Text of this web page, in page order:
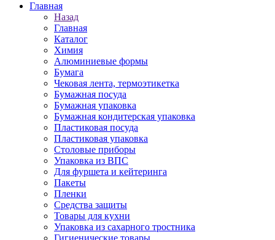
Главная
Назад
Главная
Каталог
Химия
Алюминиевые формы
Бумага
Чековая лента, термоэтикетка
Бумажная посуда
Бумажная упаковка
Бумажная кондитерская упаковка
Пластиковая посуда
Пластиковая упаковка
Столовые приборы
Упаковка из ВПС
Для фуршета и кейтеринга
Пакеты
Пленки
Средства защиты
Товары для кухни
Упаковка из сахарного тростника
Гигиенические товары